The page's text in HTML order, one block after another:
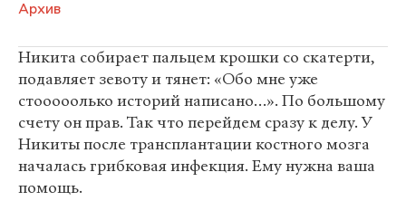
Архив
Никита собирает пальцем крошки со скатерти,
подавляет зевоту и тянет: «Обо мне уже
стооооолько историй написано…». По большому
счету он прав. Так что перейдем сразу к делу. У
Никиты после трансплантации костного мозга
началась грибковая инфекция. Ему нужна ваша
помощь.